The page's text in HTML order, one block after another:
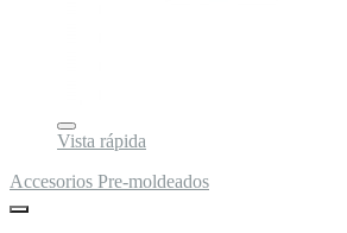
Vista rápida
Accesorios Pre-moldeados